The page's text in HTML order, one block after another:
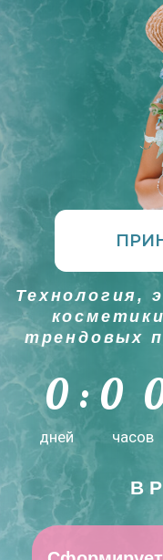
Технология,
косметики
трендовых
В
0 : 0 0: 0
Узнаете, как
для ванны -
продукт для
которым вы
своих
Сформируете
продуктов к
ПРИНЯТЬ